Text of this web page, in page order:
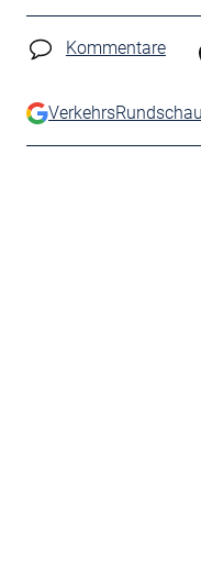
Kommentare